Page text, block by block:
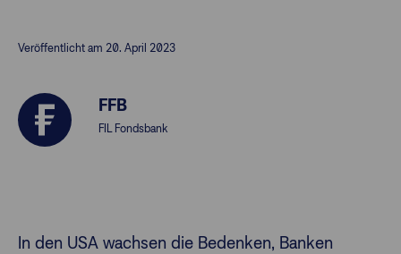
Finanzberatende
Kontakt
Veröffentlicht am 20. April 2023
FFB
FIL Fondsbank
In den USA wachsen die Bedenken, Banken